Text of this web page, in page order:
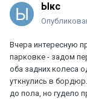
Ыкс
Вчера интересную
парковке - задом
оба задних колеса
уткнулись в
до пола, но гудело